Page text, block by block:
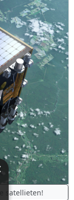
satellieten!